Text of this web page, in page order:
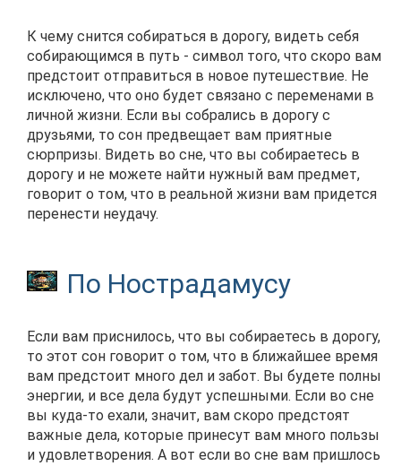
К чему снится собираться в дорогу, видеть себя
собирающимся в путь - символ того, что скоро вам
предстоит отправиться в новое путешествие. Не
исключено, что оно будет связано с переменами в
личной жизни. Если вы собрались в дорогу с
друзьями, то сон предвещает вам приятные
сюрпризы. Видеть во сне, что вы собираетесь в
дорогу и не можете найти нужный вам предмет,
говорит о том, что в реальной жизни вам придется
перенести неудачу.
По Нострадамусу
Если вам приснилось, что вы собираетесь в дорогу,
то этот сон говорит о том, что в ближайшее время
вам предстоит много дел и забот. Вы будете полны
энергии, и все дела будут успешными. Если во сне
вы куда-то ехали, значит, вам скоро предстоят
важные дела, которые принесут вам много пользы
и удовлетворения. А вот если во сне вам пришлось